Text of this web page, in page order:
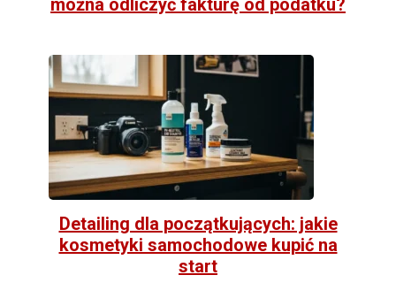
Detailing dla początkujących: jakie
kosmetyki samochodowe kupić na
start